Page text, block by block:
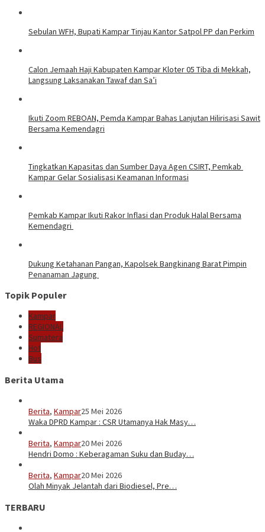
Sebulan WFH, Bupati Kampar Tinjau Kantor Satpol PP dan Perkim
Calon Jemaah Haji Kabupaten Kampar Kloter 05 Tiba di Mekkah,
Langsung Laksanakan Tawaf dan Sa’i
Ikuti Zoom REBOAN, Pemda Kampar Bahas Lanjutan Hilirisasi Sawit
Bersama Kemendagri
Tingkatkan Kapasitas dan Sumber Daya Agen CSIRT, Pemkab
Kampar Gelar Sosialisasi Keamanan Informasi
Pemkab Kampar Ikuti Rakor Inflasi dan Produk Halal Bersama
Kemendagri
Dukung Ketahanan Pangan, Kapolsek Bangkinang Barat Pimpin
Penanaman Jagung
Topik Populer
Kampar
REGIONAL
Sumatera
Hot
Bus
Berita Utama
Berita, Kampar25 Mei 2026
Waka DPRD Kampar : CSR Utamanya Hak Masy…
Berita, Kampar20 Mei 2026
Hendri Domo : Keberagaman Suku dan Buday…
Berita, Kampar20 Mei 2026
Olah Minyak Jelantah dari Biodiesel, Pre…
TERBARU